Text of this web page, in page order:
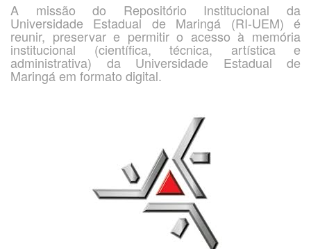
A missão do Repositório Institucional da
Universidade Estadual de Maringá (RI-UEM) é
reunir, preservar e permitir o acesso à memória
institucional (científica, técnica, artística e
administrativa) da Universidade Estadual de
Maringá em formato digital.